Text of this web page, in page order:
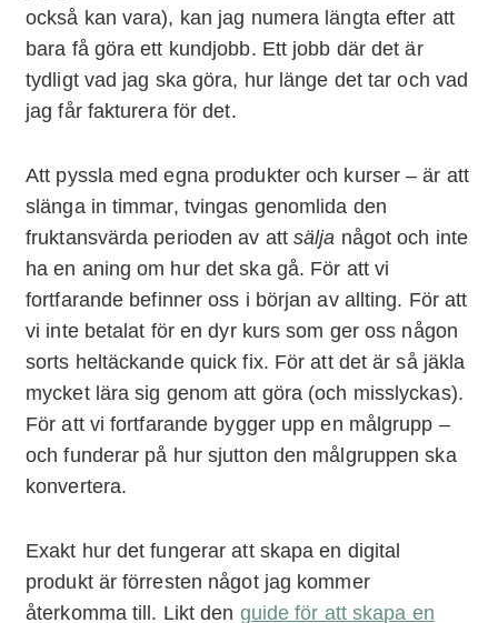
också kan vara), kan jag numera längta efter att
bara få göra ett kundjobb. Ett jobb där det är
tydligt vad jag ska göra, hur länge det tar och vad
jag får fakturera för det.
Att pyssla med egna produkter och kurser – är att
slänga in timmar, tvingas genomlida den
fruktansvärda perioden av attsälja något och inte
ha en aning om hur det ska gå. För att vi
fortfarande befinner oss i början av allting. För att
vi inte betalat för en dyr kurs som ger oss någon
sorts heltäckande quick fix. För att det är så jäkla
mycket lära sig genom att göra (och misslyckas).
För att vi fortfarande bygger upp en målgrupp –
och funderar på hur sjutton den målgruppen ska
konvertera.
Exakt hur det fungerar att skapa en digital
produkt är förresten något jag kommer
återkomma till. Likt den guide för att skapa en